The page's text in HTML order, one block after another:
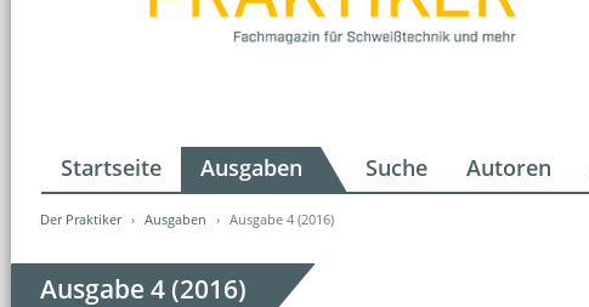
Startseite Ausgaben Suche Autoren
Der Praktiker Ausgaben Ausgabe 4 (2016)
Ausgabe 4 (2016)